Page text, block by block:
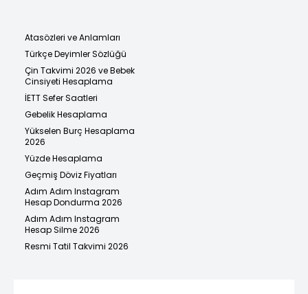
Atasözleri ve Anlamları
Türkçe Deyimler Sözlüğü
Çin Takvimi 2026 ve Bebek
Cinsiyeti Hesaplama
İETT Sefer Saatleri
Gebelik Hesaplama
Yükselen Burç Hesaplama
2026
Yüzde Hesaplama
Geçmiş Döviz Fiyatları
Adım Adım Instagram
Hesap Dondurma 2026
Adım Adım Instagram
Hesap Silme 2026
Resmi Tatil Takvimi 2026